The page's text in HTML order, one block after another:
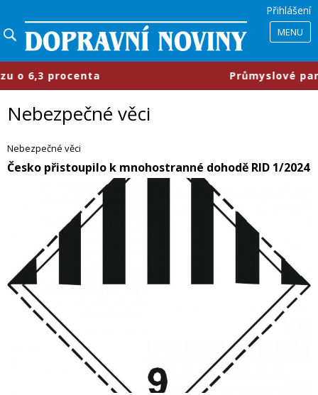
Přihlášení
MENU
​Průmyslové parky se mění, firmy
Nebezpečné věci
Nebezpečné věci
​Česko přistoupilo k mnohostranné dohodě RID 1/2024